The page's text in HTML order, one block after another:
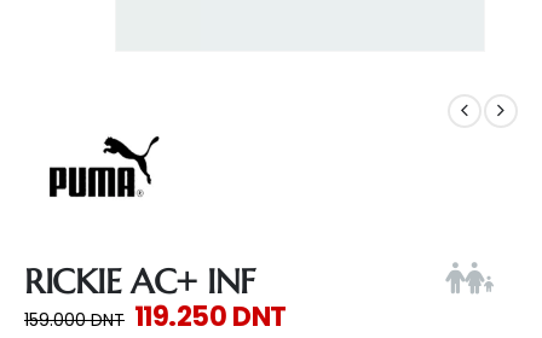
RICKIE AC+ INF
159.000DNT 119.250DNT